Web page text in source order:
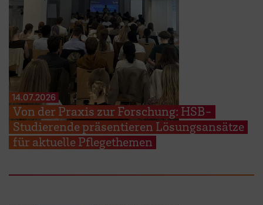
14.07.2026
Von der Praxis zur Forschung: HSB-
Studierende präsentieren Lösungsansätze
für aktuelle Pflegethemen